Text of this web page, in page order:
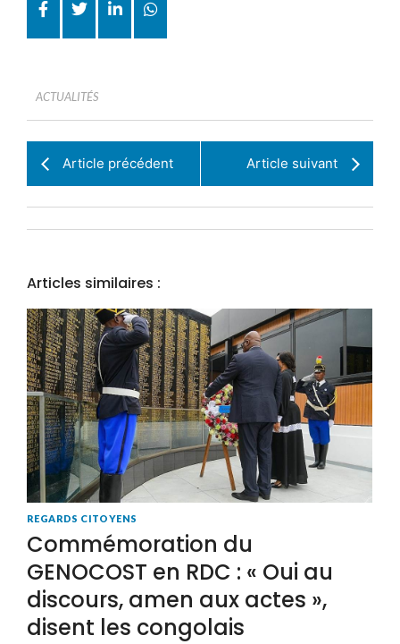
ACTUALITÉS
Article précédent Article suivant
Articles similaires :
REGARDS CITOYENS
Commémoration du
GENOCOST en RDC : « Oui au
discours, amen aux actes »,
disent les congolais